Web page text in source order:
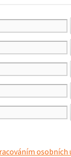
osobních